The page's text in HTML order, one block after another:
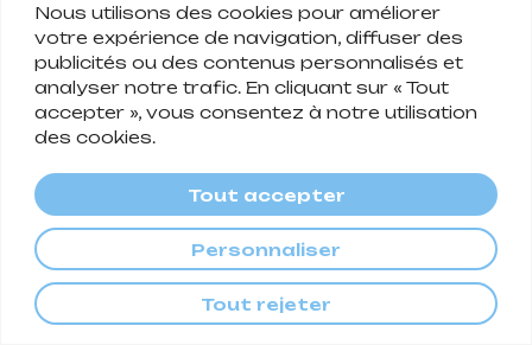
Nous utilisons des cookies pour améliorer
votre expérience de navigation, diffuser des
publicités ou des contenus personnalisés et
analyser notre trafic. En cliquant sur « Tout
accepter », vous consentez à notre utilisation
des cookies.
Personnaliser
Tout rejeter
Tout accepter
Publié dans Culture Étiqueté Musique,
Playlists Leave a commenton Playlist de la
Notre sélection précise et pointue des
meilleurs événements du mois dans l’Est, entre
spectacles, concerts, avant-premières et
expositions. À vos agendas. 02 avril au 31 août :
Exposition Aérosol au Musée des Beaux-Arts de
Nancy Notre article sur l’exposition. Plus d’infos.
04 avril au 23 novembre : Exposition Tout doux
au Musée Aquarium de Nancy
Publié dansCulture ÉtiquetéAgenda,